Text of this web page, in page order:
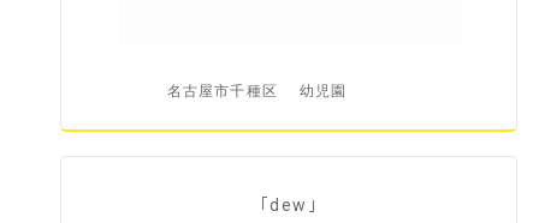
名古屋市千種区 幼児園
｢dew｣